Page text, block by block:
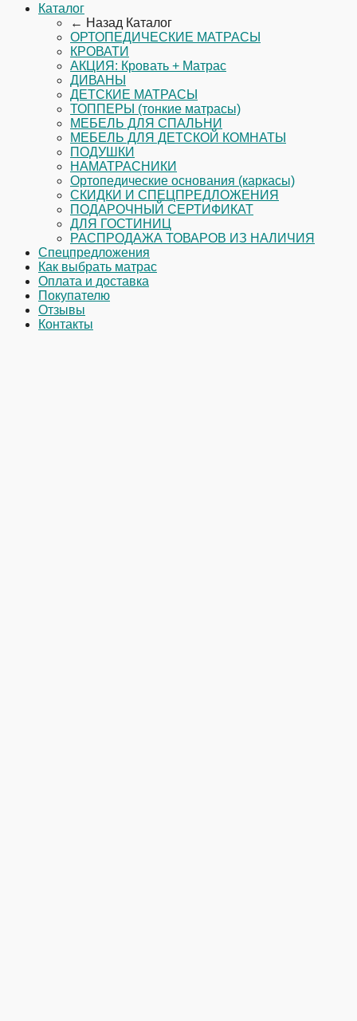
Каталог
← Назад Каталог
ОРТОПЕДИЧЕСКИЕ МАТРАСЫ
КРОВАТИ
АКЦИЯ: Кровать + Матрас
ДИВАНЫ
ДЕТСКИЕ МАТРАСЫ
ТОППЕРЫ (тонкие матрасы)
МЕБЕЛЬ ДЛЯ СПАЛЬНИ
МЕБЕЛЬ ДЛЯ ДЕТСКОЙ КОМНАТЫ
ПОДУШКИ
НАМАТРАСНИКИ
Ортопедические основания (каркасы)
СКИДКИ И СПЕЦПРЕДЛОЖЕНИЯ
ПОДАРОЧНЫЙ СЕРТИФИКАТ
ДЛЯ ГОСТИНИЦ
РАСПРОДАЖА ТОВАРОВ ИЗ НАЛИЧИЯ
Спецпредложения
Как выбрать матрас
Оплата и доставка
Покупателю
Отзывы
Контакты